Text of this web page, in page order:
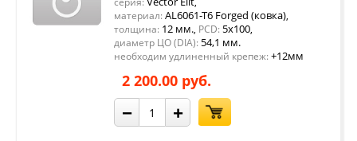
материал: AL6061-T6 Forged (ковка),
толщина: 12 мм., PCD: 5x100,
диаметр ЦО (DIA): 54,1 мм.
необходим удлиненный крепеж: +12мм
2 200.00 руб.
− +